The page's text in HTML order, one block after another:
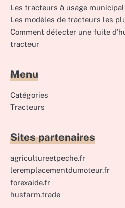
Les tracteurs à usage municipal
Les modèles de tracteurs les
Comment détecter une fuite
tracteur
Menu
Catégories
Tracteurs
Sites partenaires
agricultureetpeche.fr
leremplacementdumoteur.fr
forexaide.fr
husfarm.trade